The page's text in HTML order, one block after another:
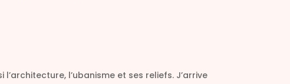
l’ubanisme et ses reliefs. J’arrive